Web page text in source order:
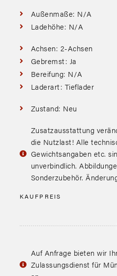
Außenmaße: N/A
Ladehöhe: N/A
Achsen: 2-Achsen
Gebremst: Ja
Bereifung: N/A
Laderart: Tieflader
Zustand: Neu
Zusatzausstattung
die Nutzlast! Alle
Gewichtsangaben etc.
unverbindlich.
Sonderzubehör.
KAUFPREIS
Auf Anfrage bieten wir
Zulassungsdienst für